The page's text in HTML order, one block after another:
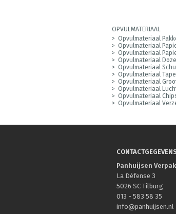
OPVULMATERIAAL
Opvulmateriaal
Opvulmateriaal
Opvulmateriaal
Opvulmateriaal
Opvulmateriaal
Opvulmateriaal Tape
Opvulmateriaal
Opvulmateriaal
Opvulmateriaal
Opvulmateriaal
CONTACTGEGEVENS
Panhuijsen
La Défense 3
5026 SC Tilburg
013 - 583 58 35
info@panhuijsen.nl